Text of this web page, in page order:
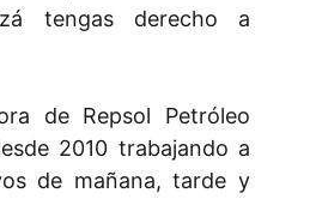
tengas derecho a
de Repsol Petróleo
2010 trabajando a
de mañana, tarde y